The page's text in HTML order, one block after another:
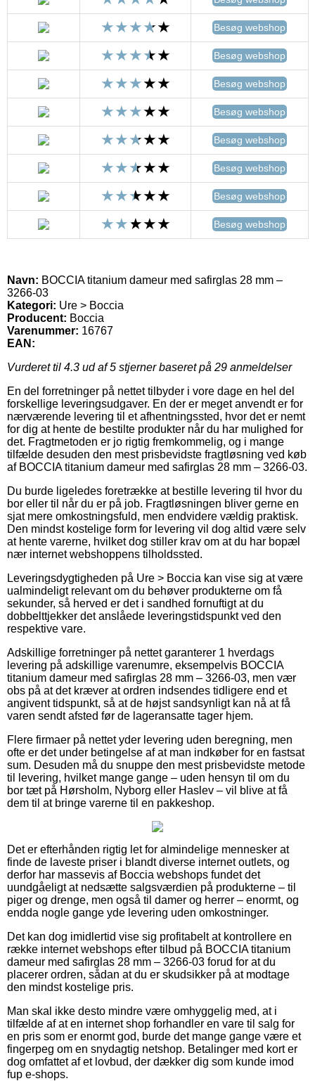
Besøg webshop
Besøg webshop
Besøg webshop
Besøg webshop
Besøg webshop
Besøg webshop
Besøg webshop
Besøg webshop
Navn: BOCCIA titanium dameur med safirglas 28 mm –
3266-03
Kategori: Ure > Boccia
Producent: Boccia
Varenummer: 16767
EAN:
Vurderet til 4.3 ud af 5 stjerner baseret på 29 anmeldelser
En del forretninger på nettet tilbyder i vore dage en hel del
forskellige leveringsudgaver. En der er meget anvendt er for
nærværende levering til et afhentningssted, hvor det er nemt
for dig at hente de bestilte produkter når du har mulighed for
det. Fragtmetoden er jo rigtig fremkommelig, og i mange
tilfælde desuden den mest prisbevidste fragtløsning ved køb
af BOCCIA titanium dameur med safirglas 28 mm – 3266-03.
Du burde ligeledes foretrække at bestille levering til hvor du
bor eller til når du er på job. Fragtløsningen bliver gerne en
sjat mere omkostningsfuld, men endvidere vældig praktisk.
Den mindst kostelige form for levering vil dog altid være selv
at hente varerne, hvilket dog stiller krav om at du har bopæl
nær internet webshoppens tilholdssted.
Leveringsdygtigheden på Ure > Boccia kan vise sig at være
ualmindeligt relevant om du behøver produkterne om få
sekunder, så herved er det i sandhed fornuftigt at du
dobbelttjekker det anslåede leveringstidspunkt ved den
respektive vare.
Adskillige forretninger på nettet garanterer 1 hverdags
levering på adskillige varenumre, eksempelvis BOCCIA
titanium dameur med safirglas 28 mm – 3266-03, men vær
obs på at det kræver at ordren indsendes tidligere end et
angivent tidspunkt, så at de højst sandsynligt kan nå at få
varen sendt afsted før de lageransatte tager hjem.
Flere firmaer på nettet yder levering uden beregning, men
ofte er det under betingelse af at man indkøber for en fastsat
sum. Desuden må du snuppe den mest prisbevidste metode
til levering, hvilket mange gange – uden hensyn til om du
bor tæt på Hørsholm, Nyborg eller Haslev – vil blive at få
dem til at bringe varerne til en pakkeshop.
Det er efterhånden rigtig let for almindelige mennesker at
finde de laveste priser i blandt diverse internet outlets, og
derfor har massevis af Boccia webshops fundet det
uundgåeligt at nedsætte salgsværdien på produkterne – til
piger og drenge, men også til damer og herrer – enormt, og
endda nogle gange yde levering uden omkostninger.
Det kan dog imidlertid vise sig profitabelt at kontrollere en
række internet webshops efter tilbud på BOCCIA titanium
dameur med safirglas 28 mm – 3266-03 forud for at du
placerer ordren, sådan at du er skudsikker på at modtage
den mindst kostelige pris.
Man skal ikke desto mindre være omhyggelig med, at i
tilfælde af at en internet shop forhandler en vare til salg for
en pris som er enormt god, burde det mange gange være et
fingerpeg om en snydagtig netshop. Betalinger med kort er
dog omfattet af et lovbud, der dækker dig som kunde imod
fup e-shops.